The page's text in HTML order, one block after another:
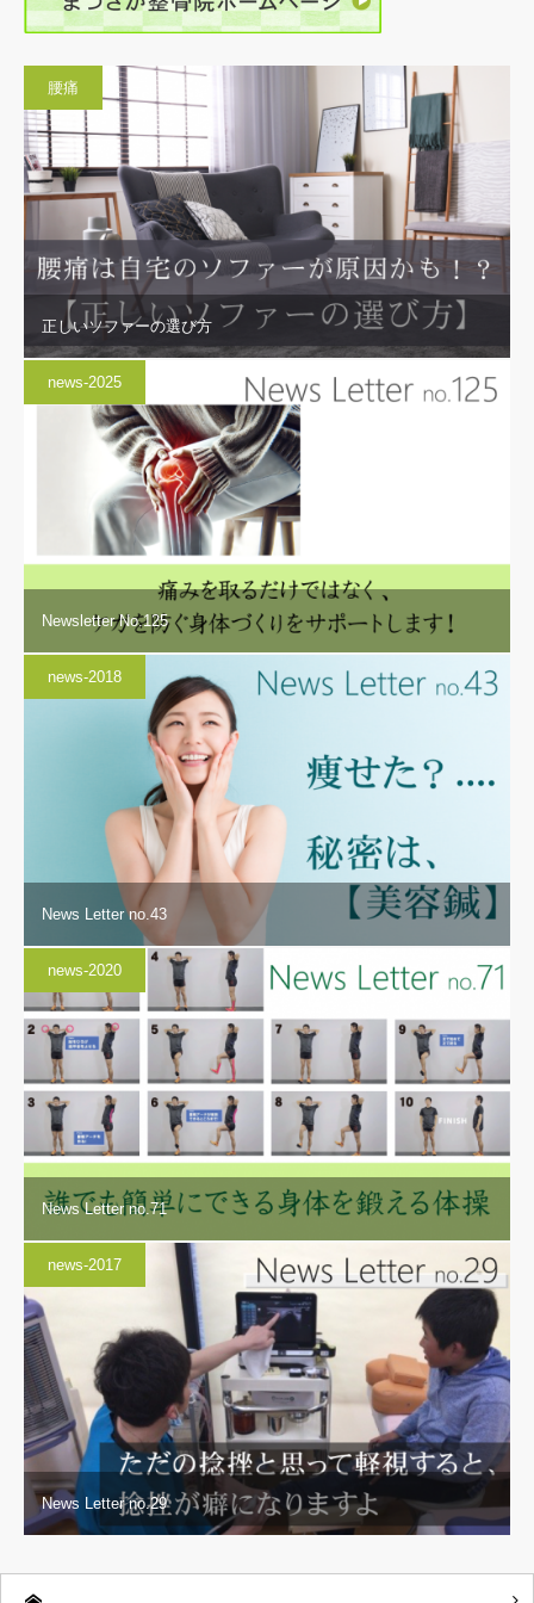
腰痛
正しいソファーの選び方
news-2025
Newsletter No.125
news-2018
News Letter no.43
news-2020
News Letter no.71
news-2017
News Letter no.29